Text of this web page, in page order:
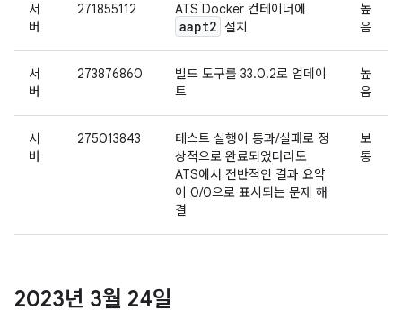
서
버
271855112 ATS Docker 컨테이너에
aapt2 설치
높
음
서
버
273876860
빌드 도구를 33.0.2로 업데이
트
높
음
서
버
275013843
테스트 실행이 통과/실패로 정
상적으로 완료되었더라도
ATS에서 전반적인 결과 요약
이 0/0으로 표시되는 문제 해
결
보
통
2023년 3월 24일